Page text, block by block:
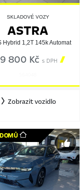
SKLADOVÉ VOZY
ASTRA
Hybrid 1,2T 145k Automat
800 Kčs DPH 
Zobrazit vozidlo